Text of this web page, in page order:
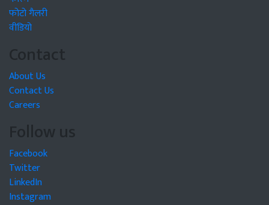
फोटो गैलरी
वीडियो
Contact
About Us
Contact Us
Careers
Follow us
Facebook
Twitter
LinkedIn
Instagram